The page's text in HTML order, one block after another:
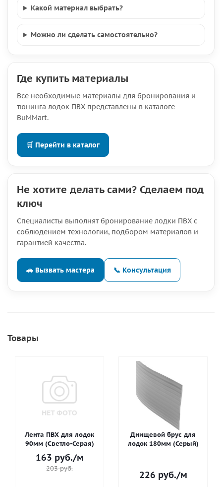
Какой материал выбрать?
Можно ли сделать самостоятельно?
Где купить материалы
Все необходимые материалы для бронирования и
тюнинга лодок ПВХ представлены в каталоге
BuMMart.
🛒 Перейти в каталог
Не хотите делать сами? Сделаем под
ключ
Специалисты выполнят бронирование лодки ПВХ с
соблюдением технологии, подбором материалов и
гарантией качества.
🚗 Вызвать мастера 📞 Консультация
Товары
Лента ПВХ для лодок
90мм (Светло-Серая)
163 руб./м
203руб.
Днищевой брус для
лодок 180мм (Серый)
226 руб./м